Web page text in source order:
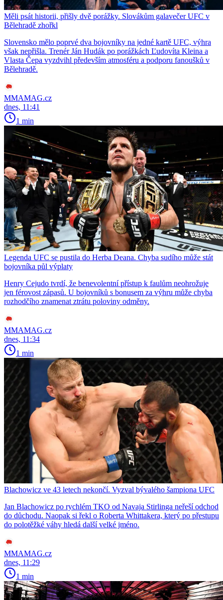
Měli psát historii, přišly dvě porážky. Slovákům galavečer UFC v
Bělehradě zhořkl
Slovensko mělo poprvé dva bojovníky na jedné kartě UFC, výhra
však nepřišla. Trenér Ján Hudák po porážkách Ľudovíta Kleina a
Vlasta Čepa vyzdvihl především atmosféru a podporu fanoušků v
Bělehradě.
MMAMAG.cz
dnes, 11:41
1 min
Legenda UFC se pustila do Herba Deana. Chyba sudího může stát
bojovníka půl výplaty
Henry Cejudo tvrdí, že benevolentní přístup k faulům neohrožuje
jen férovost zápasů. U bojovníků s bonusem za výhru může chyba
rozhodčího znamenat ztrátu poloviny odměny.
MMAMAG.cz
dnes, 11:34
1 min
Blachowicz ve 43 letech nekončí. Vyzval bývalého šampiona UFC
Jan Blachowicz po rychlém TKO od Navaja Stirlinga neřeší odchod
do důchodu. Naopak si řekl o Roberta Whittakera, který po přestupu
do polotěžké váhy hledá další velké jméno.
MMAMAG.cz
dnes, 11:29
1 min